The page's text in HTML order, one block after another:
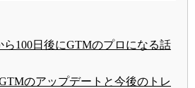
ら100日後にGTMのプロになる話
のアップデートと今後のトレ